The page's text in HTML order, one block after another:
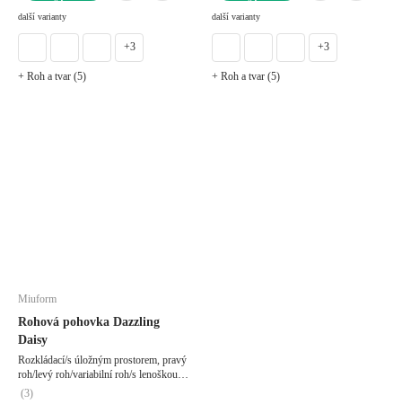
další varianty
+3
+ Roh a tvar (5)
další varianty
+3
+ Roh a tvar (5)
Miuform
Rohová pohovka Dazzling
Daisy
Rozkládací/s úložným prostorem, pravý
roh/levý roh/variabilní roh/s lenoškou,
tmavě modrá, trojmístná, šířka 260 cm,
(3)